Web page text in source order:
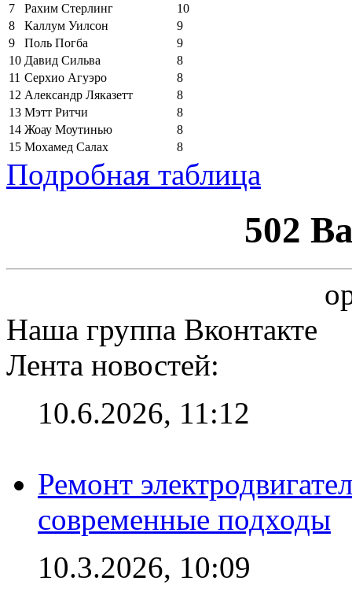
7
Рахим Стерлинг
10
8
Каллум Уилсон
9
9
Поль Погба
9
10 Давид Сильва
8
11 Серхио Агуэро
8
12 Александр Ляказетт
8
13 Мэтт Ритчи
8
14 Жоау Моутинью
8
15 Мохамед Салах 8
Подробная таблица
502
Наша группа Вконтакте
Лента новостей:
10.6.2026, 11:12
Ремонт
современные подходы
10.3.2026, 10:09